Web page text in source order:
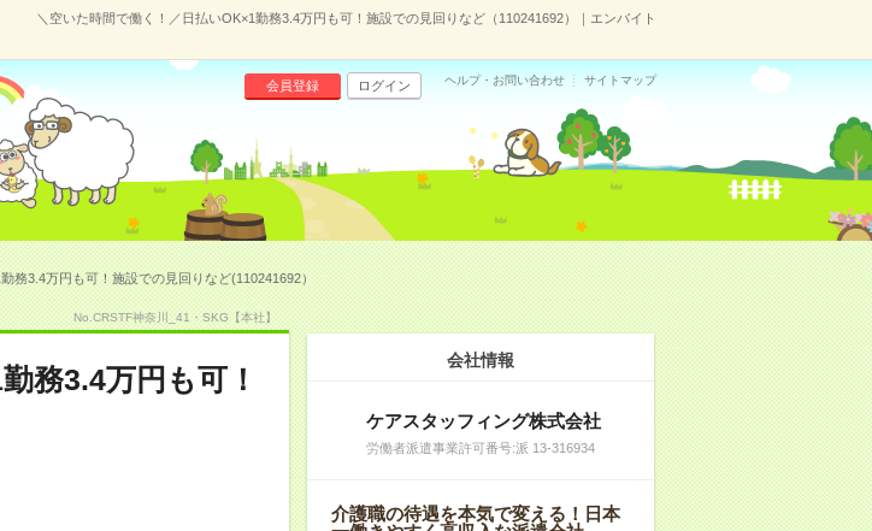
＼空いた時間で働く！／日払いOK×1勤務3.4万円も可！施設での見回りなど（110241692）｜エンバイト
会員登録 ログイン ヘルプ・お問い合わせ サイトマップ
務3.4万円も可！施設での見回りなど(110241692）
No.CRSTF神奈川_41・SKG【本社】
務3.4万円も可！
会社情報
ケアスタッフィング株式会社
労働者派遣事業許可番号:派 13-316934
介護職の待遇を本気で変える！日本